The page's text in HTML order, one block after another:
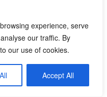
experience, serve
our traffic. By
our use of cookies.
Accept All